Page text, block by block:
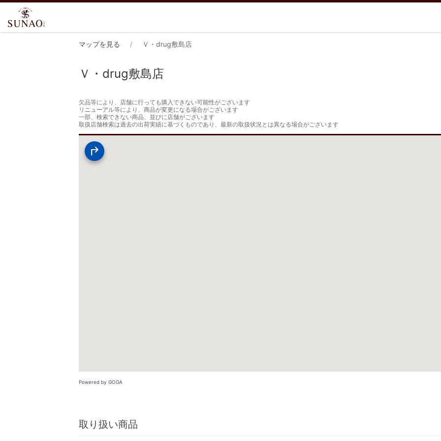
マップを見る Ｖ・drug敷島店
Ｖ・drug敷島店
欠品等により、店舗に行っても購入できない可能性がございます
リニューアル等により、商品が変更になる場合がございます
一部、検索できない商品、並びに店舗がございます
取扱店舗検索は過去の出荷実績に基づくものであり、最新の取扱状況とは異なる場合がございます
Powered by GOGA
取り扱い商品